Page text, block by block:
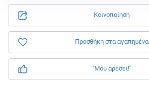
Κοινοποίηση
Προσθήκη στα αγαπημένα
"Μου αρέσει!"